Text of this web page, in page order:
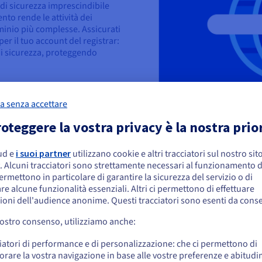
sicurezza imprescindibile
rende le attività dei
più complesse. Assicurati
il tuo account del registrar:
proteggendo
è la creazione di
email associati al
di lettere maiuscole e
prevenire i tentativi di
associato al dominio
i rischi di compromissione del
questa pratica di
Protection", aumenta
nel database Whois
online, riducendo il rischio
che la tua localizzazione sia Stati
un ordine da Stati Uniti, è necessario accedere al sito web del
un account.
us.ovhcloud.com/
Inglese USD - $
senza accettare
la vostra privacy è la nostra
ei suoi partner utilizzano cookie e altri tracciatori sul nostro sito
Alcuni tracciatori sono strettamente necessari al funzionamento
in particolare di garantire la sicurezza del servizio o di
alcune funzionalità essenziali. Altri ci permettono di effettuare
dell'audience anonime. Questi tracciatori sono esenti da
consenso, utilizziamo anche:
di performance e di personalizzazione: che ci permettono di
la vostra navigazione in base alle vostre preferenze e